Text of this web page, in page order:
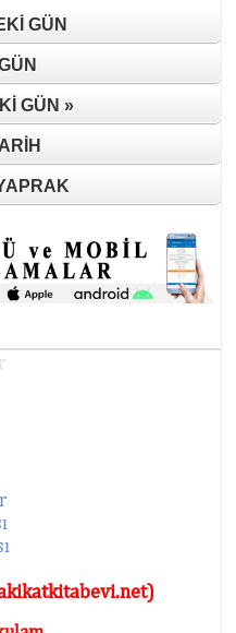
GÜN
GÜN »